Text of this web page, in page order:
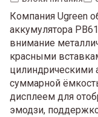
Компания Ugreen
аккумулятора
внимание
красными
цилиндрическими
суммарной
дисплеем для
эмодзи,